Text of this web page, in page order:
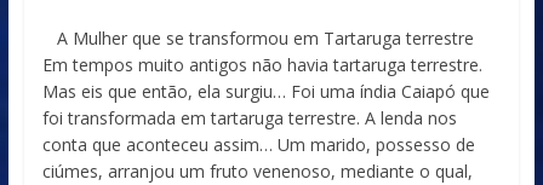
A Mulher que se transformou em Tartaruga terrestre
Em tempos muito antigos não havia tartaruga terrestre.
Mas eis que então, ela surgiu… Foi uma índia Caiapó que
foi transformada em tartaruga terrestre. A lenda nos
conta que aconteceu assim… Um marido, possesso de
ciúmes, arranjou um fruto venenoso, mediante o qual,